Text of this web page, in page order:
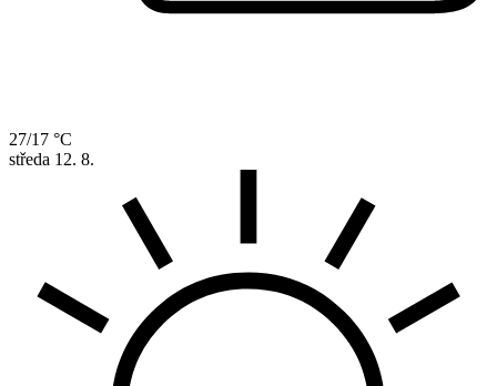
27/17 °C
středa 12. 8.